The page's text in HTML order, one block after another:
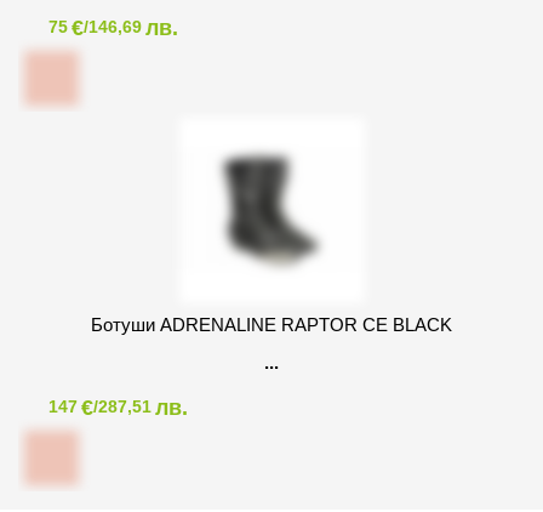
75€/146,69лв.
Ботуши ADRENALINE RAPTOR CE BLACK
147€/287,51лв.